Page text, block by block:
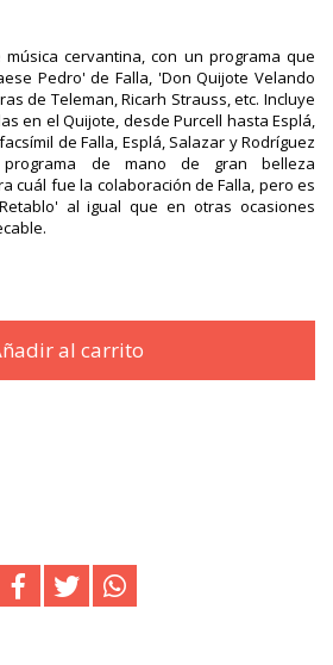
cervantina, con un programa que
Pedro' de Falla, 'Don Quijote Velando
de Teleman, Ricarh Strauss, etc. Incluye
en el Quijote, desde Purcell hasta Esplá,
de Falla, Esplá, Salazar y Rodríguez
de mano de gran belleza
cuál fue la colaboración de Falla, pero es
al igual que en otras ocasiones
al carrito